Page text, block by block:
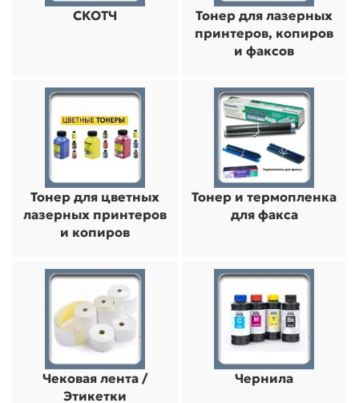
СКОТЧ
Тонер для лазерных
принтеров, копиров
и факсов
Тонер для цветных
лазерных принтеров
и копиров
Тонер и термопленка
для факса
Чековая лента /
Этикетки
Чернила